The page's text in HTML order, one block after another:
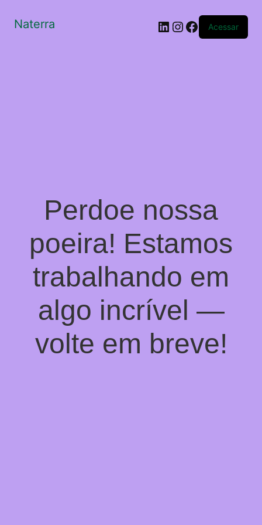
Naterra LinkedIn
Instagram
Facebook
Acessar
Perdoe nossa
poeira! Estamos
trabalhando em
algo incrível —
volte em breve!